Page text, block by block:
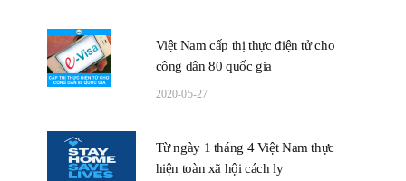
Việt Nam cấp thị thực điện tử cho
công dân 80 quốc gia
2020-05-27
Từ ngày 1 tháng 4 Việt Nam thực
hiện toàn xã hội cách ly